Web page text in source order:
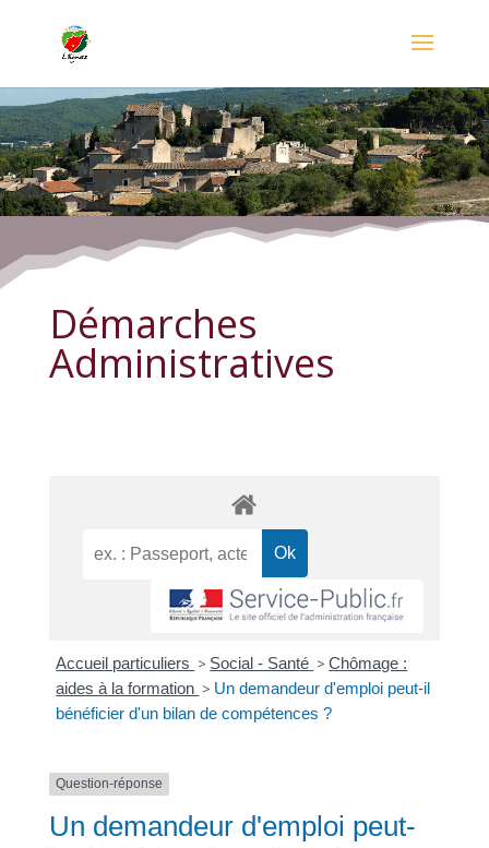
Démarches Administratives
Démarches
Administratives
Accueil particuliers > Social - Santé > Chômage :
aides à la formation > Un demandeur d'emploi peut-il
bénéficier d'un bilan de compétences ?
Question-réponse
Un demandeur d'emploi peut-